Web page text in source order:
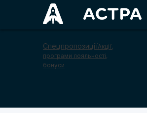
СпецпропозиціїАкції,
програми лояльності,
бонуси